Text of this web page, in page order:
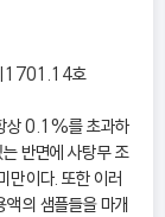
1701.14호
상 0.1%를 초과하
반면에 사탕무 조
이다. 또한 이러
액의 샘플들을 마개